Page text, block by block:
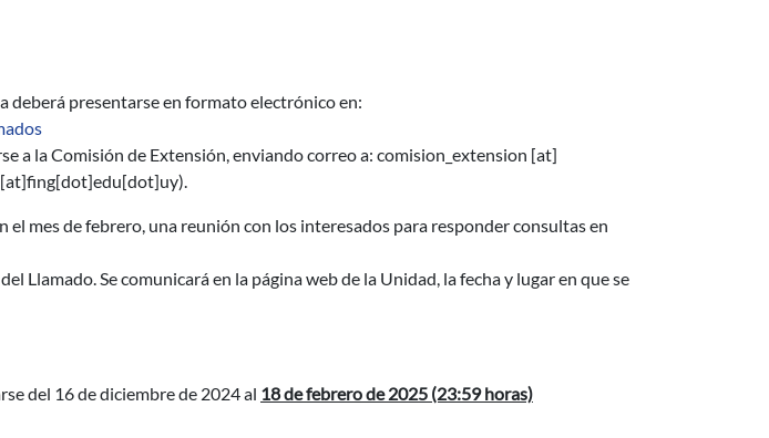
deberá presentarse en formato electrónico en:
a la Comisión de Extensión, enviando correo a: comision_extension [at]
.
el mes de febrero, una reunión con los interesados para responder consultas en
Llamado. Se comunicará en la página web de la Unidad, la fecha y lugar en que se
del 16 de diciembre de 2024 al 18 de febrero de 2025 (23:59 horas)